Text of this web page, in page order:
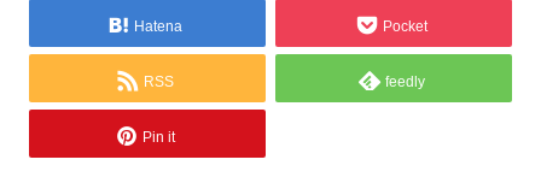
Hatena Pocket
RSS feedly
Pin it